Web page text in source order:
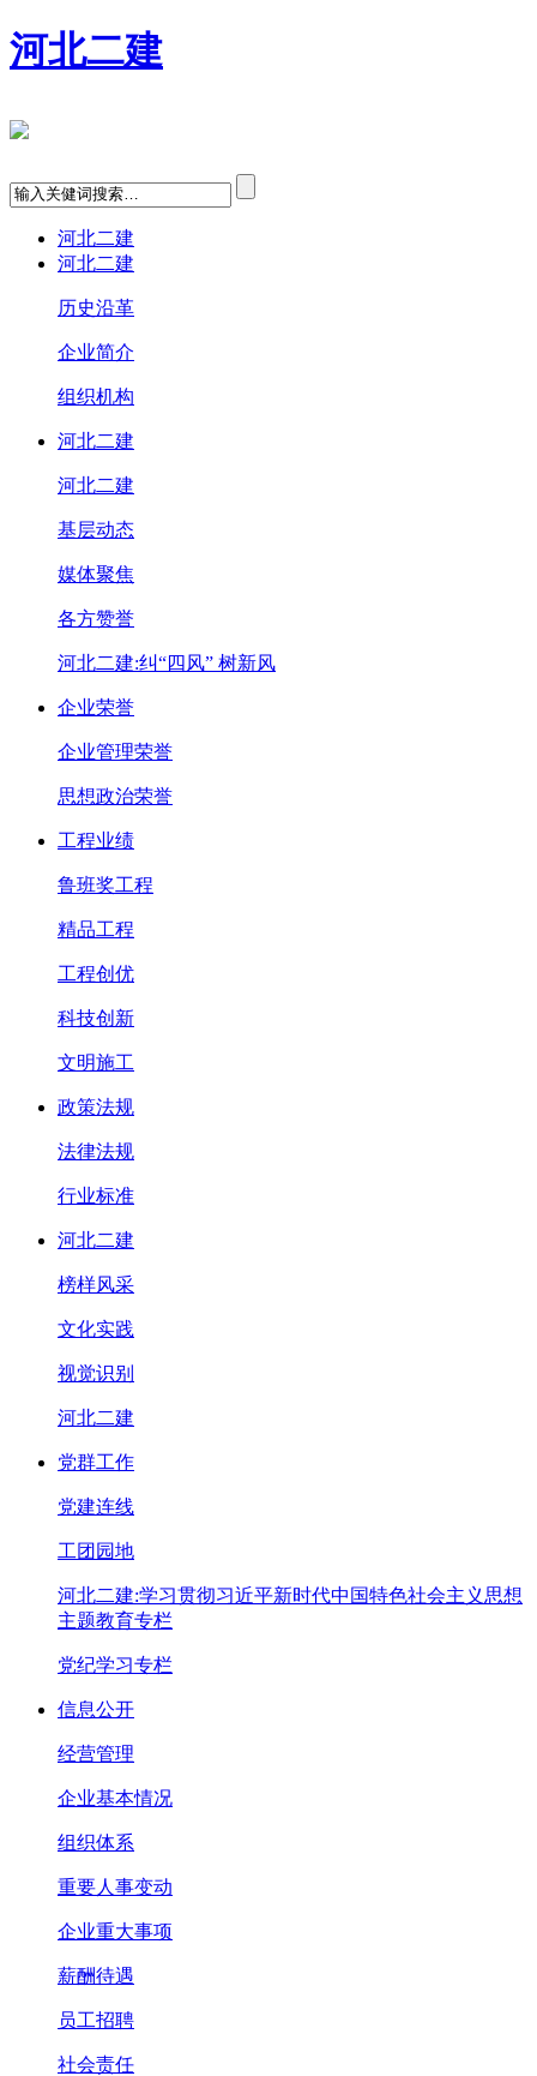
河北二建
河北二建
河北二建
历史沿革
企业简介
组织机构
河北二建
河北二建
基层动态
媒体聚焦
各方赞誉
河北二建:纠“四风” 树新风
企业荣誉
企业管理荣誉
思想政治荣誉
工程业绩
鲁班奖工程
精品工程
工程创优
科技创新
文明施工
政策法规
法律法规
行业标准
河北二建
榜样风采
文化实践
视觉识别
河北二建
党群工作
党建连线
工团园地
河北二建:学习贯彻习近平新时代中国特色社会主义思想
主题教育专栏
党纪学习专栏
信息公开
经营管理
企业基本情况
组织体系
重要人事变动
企业重大事项
薪酬待遇
员工招聘
社会责任